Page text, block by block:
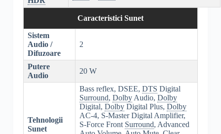
Caracteristici Sunet
Sistem
Audio /
Difuzoare
2
Putere
Audio
20 W
Tehnologii
Sunet
Bass reflex, DSEE, DTS Digital
Surround, DolbyAudio, Dolby
Digital, DolbyDigital Plus, Dolby
AC-4, S-Master Digital Amplifier,
S-Force Front Surround, Advanced